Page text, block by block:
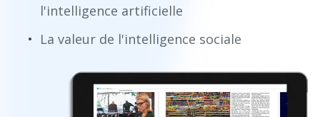
l'intelligence artificielle
La valeur de l'intelligence sociale